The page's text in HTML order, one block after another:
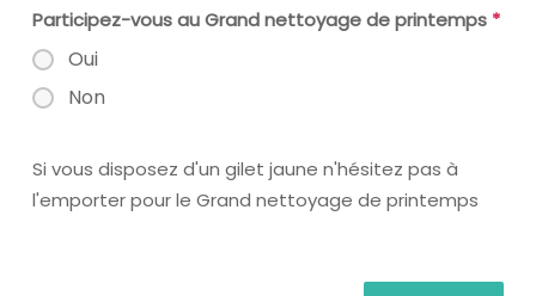
Participez-vous au Grand nettoyage de printemps *
Oui
Non
Si vous disposez d'un gilet jaune n'hésitez pas à
l'emporter pour le Grand nettoyage de printemps